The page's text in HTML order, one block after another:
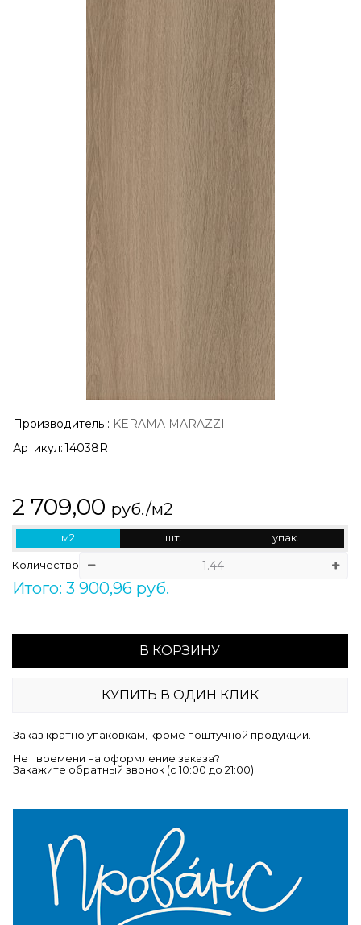
Производитель : KERAMA MARAZZI
Артикул: 14038R
2 709,00 руб./м2
м2 шт. упак.
Количество
Итого: 3 900,96 руб.
В КОРЗИНУ
КУПИТЬ В ОДИН КЛИК
Заказ кратно упаковкам, кроме поштучной продукции.
Нет времени на оформление заказа?
Закажите обратный звонок (c 10:00 до 21:00)